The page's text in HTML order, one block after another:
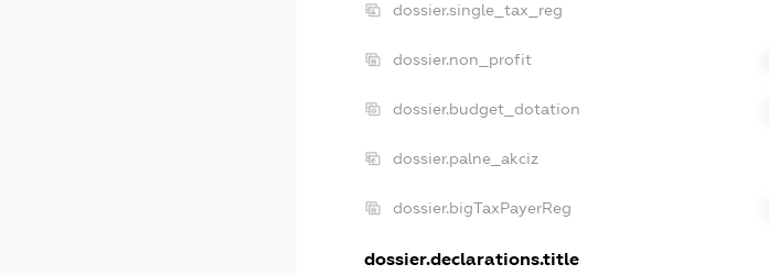
dossier.single_tax_reg
dossier.non_profit
dossier.budget_dotation
dossier.palne_akciz
dossier.bigTaxPayerReg
dossier.declarations.title